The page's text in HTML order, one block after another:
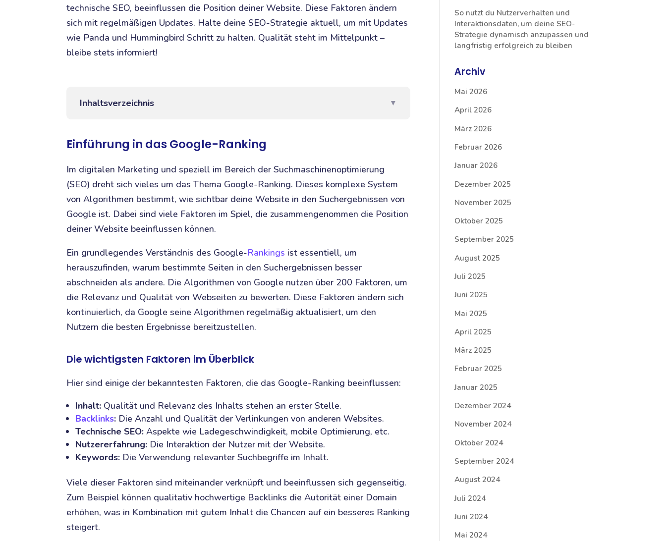
technische SEO, beeinflussen die Position deiner Website. Diese Faktoren ändern
sich mit regelmäßigen Updates. Halte deine SEO-Strategie aktuell, um mit Updates
wie Panda und Hummingbird Schritt zu halten. Qualität steht im Mittelpunkt –
bleibe stets informiert!
Inhaltsverzeichnis ▼
Einführung in das Google-Ranking
Im digitalen Marketing und speziell im Bereich der Suchmaschinenoptimierung
(SEO) dreht sich vieles um das Thema Google-Ranking. Dieses komplexe System
von Algorithmen bestimmt, wie sichtbar deine Website in den Suchergebnissen von
Google ist. Dabei sind viele Faktoren im Spiel, die zusammengenommen die Position
deiner Website beeinflussen können.
Ein grundlegendes Verständnis des Google-Rankings ist essentiell, um
herauszufinden, warum bestimmte Seiten in den Suchergebnissen besser
abschneiden als andere. Die Algorithmen von Google nutzen über 200 Faktoren, um
die Relevanz und Qualität von Webseiten zu bewerten. Diese Faktoren ändern sich
kontinuierlich, da Google seine Algorithmen regelmäßig aktualisiert, um den
Nutzern die besten Ergebnisse bereitzustellen.
Die wichtigsten Faktoren im Überblick
Hier sind einige der bekanntesten Faktoren, die das Google-Ranking beeinflussen:
Inhalt: Qualität und Relevanz des Inhalts stehen an erster Stelle.
Backlinks: Die Anzahl und Qualität der Verlinkungen von anderen Websites.
Technische SEO: Aspekte wie Ladegeschwindigkeit, mobile Optimierung, etc.
Nutzererfahrung: Die Interaktion der Nutzer mit der Website.
Keywords: Die Verwendung relevanter Suchbegriffe im Inhalt.
Viele dieser Faktoren sind miteinander verknüpft und beeinflussen sich gegenseitig.
Zum Beispiel können qualitativ hochwertige Backlinks die Autorität einer Domain
erhöhen, was in Kombination mit gutem Inhalt die Chancen auf ein besseres Ranking
steigert.
So nutzt du Nutzerverhalten und
Interaktionsdaten, um deine SEO-
Strategie dynamisch anzupassen und
langfristig erfolgreich zu bleiben
Archiv
Mai 2026
April 2026
März 2026
Februar 2026
Januar 2026
Dezember 2025
November 2025
Oktober 2025
September 2025
August 2025
Juli 2025
Juni 2025
Mai 2025
April 2025
März 2025
Februar 2025
Januar 2025
Dezember 2024
November 2024
Oktober 2024
September 2024
August 2024
Juli 2024
Juni 2024
Mai 2024